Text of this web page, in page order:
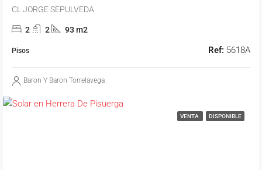
CL JORGE SEPULVEDA
2 2 93 m2
Pisos Ref: 5618A
Baron Y Baron Torrelavega
VENTA DISPONIBLE